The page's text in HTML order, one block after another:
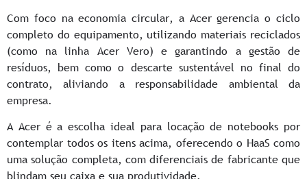
Com foco na economia circular, a Acer gerencia o ciclo
completo do equipamento, utilizando materiais reciclados
(como na linha Acer Vero) e garantindo a gestão de
resíduos, bem como o descarte sustentável no final do
contrato, aliviando a responsabilidade ambiental da
empresa.
A Acer é a escolha ideal para locação de notebooks por
contemplar todos os itens acima, oferecendo o HaaS como
uma solução completa, com diferenciais de fabricante que
blindam seu caixa e sua produtividade.